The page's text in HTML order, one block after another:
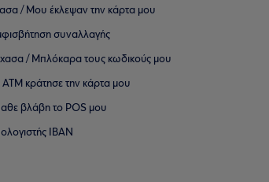
/ Μου έκλεψαν την κάρτα μου
συναλλαγής
/ Μπλόκαρα τους κωδικούς μου
ΑΤΜ κράτησε την κάρτα μου
βλάβη το POS μου
IBAN